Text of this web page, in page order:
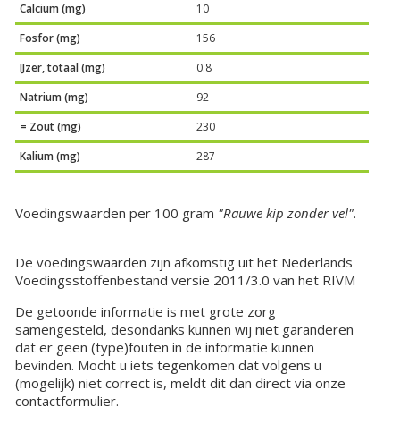
Calcium (mg)
10
Fosfor (mg)
156
IJzer, totaal (mg)
0.8
Natrium (mg)
92
= Zout (mg)
230
Kalium (mg)
287
Voedingswaarden per 100 gram "Rauwe kip zonder vel".
De voedingswaarden zijn afkomstig uit het Nederlands
Voedingsstoffenbestand versie 2011/3.0 van het RIVM
De getoonde informatie is met grote zorg
samengesteld, desondanks kunnen wij niet garanderen
dat er geen (type)fouten in de informatie kunnen
bevinden. Mocht u iets tegenkomen dat volgens u
(mogelijk) niet correct is, meldt dit dan direct via onze
contactformulier.